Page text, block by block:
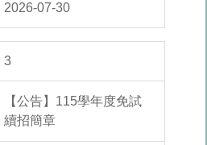
2026-07-30
3
【公告】115學年度免試
續招簡章